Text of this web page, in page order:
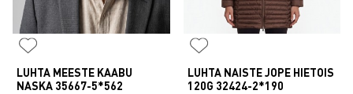
LUHTA MEESTE KAABU
NASKA 35667-5*562
LUHTA NAISTE JOPE HIETOIS
120G 32424-2*190